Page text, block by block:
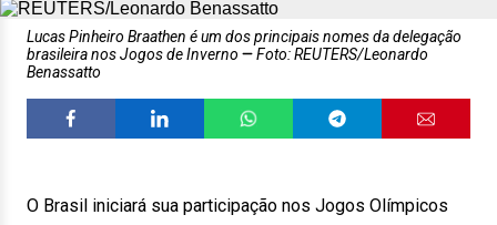
Lucas Pinheiro Braathen é um dos principais nomes da delegação
brasileira nos Jogos de Inverno
Foto: REUTERS/Leonardo
Benassatto
O Brasil iniciará sua participação nos Jogos Olímpicos